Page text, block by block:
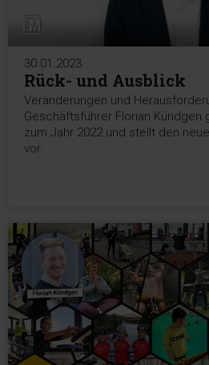
30.01.2023
Rück- und Ausblick
Veränderungen und
Geschäftsführer Florian Kündgen
zum Jahr 2022 und stellt den
vor.